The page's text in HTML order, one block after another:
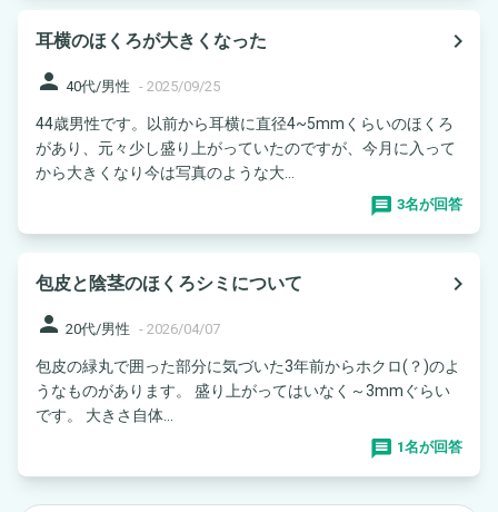
耳横のほくろが大きくなった
navigate_next
person 40代/男性 - 2025/09/25
44歳男性です。以前から耳横に直径4~5mmくらいのほくろ
があり、元々少し盛り上がっていたのですが、今月に入って
から大きくなり今は写真のような大...
3名が回答
包皮と陰茎のほくろシミについて
navigate_next
person 20代/男性 - 2026/04/07
包皮の緑丸で囲った部分に気づいた3年前からホクロ(？)のよ
うなものがあります。 盛り上がってはいなく～3mmぐらい
です。 大きさ自体...
1名が回答